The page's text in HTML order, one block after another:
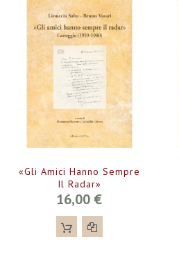
«Gli Amici Hanno Sempre
Il Radar»
16,00 €